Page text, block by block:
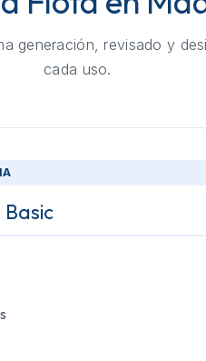
generación, revisado y
cada uso.
Basic